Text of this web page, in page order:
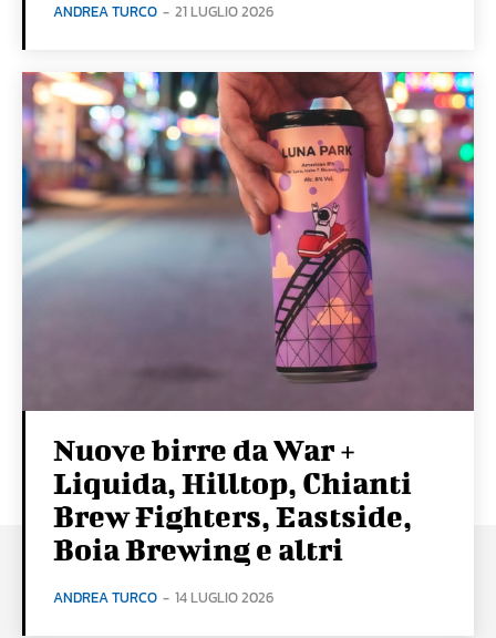
ANDREA TURCO - 21 LUGLIO 2026
Nuove birre da War +
Liquida, Hilltop, Chianti
Brew Fighters, Eastside,
Boia Brewing e altri
ANDREA TURCO - 14 LUGLIO 2026